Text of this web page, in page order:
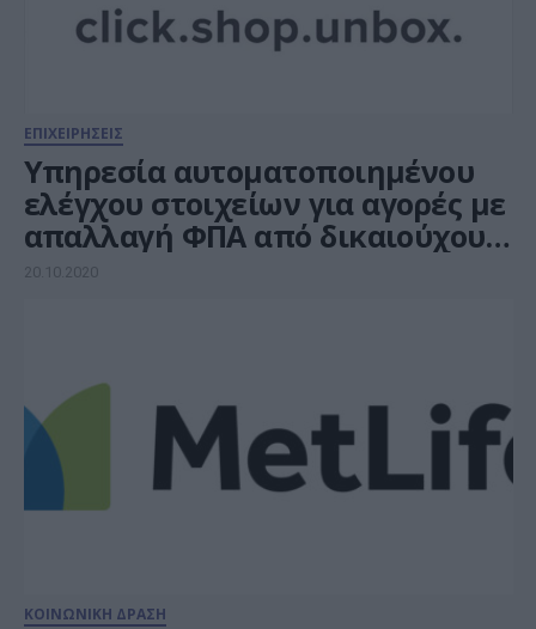
ΕΠΙΧΕΙΡΗΣΕΙΣ
Yπηρεσία αυτοματοποιημένου
ελέγχου στοιχείων για αγορές με
απαλλαγή ΦΠΑ από δικαιούχους
επαγγελματίες από το You.gr
20.10.2020
ΚΟΙΝΩΝΙΚΗ ΔΡΑΣΗ